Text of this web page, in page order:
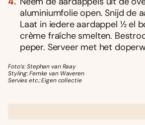
aluminiumfolie open. Snijd de
Laat in iedere aardappel ½ el
crème fraîche smelten.
peper. Serveer met het
Foto’s: Stephan van Raay
Styling: Femke van Waveren
Servies etc.: Eigen collectie